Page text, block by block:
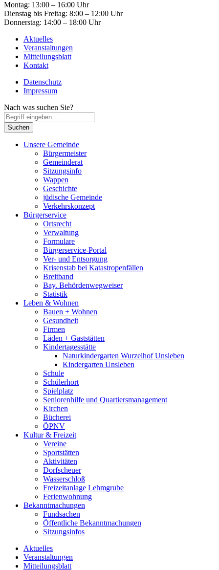
Montag: 13:00 – 16:00 Uhr
Dienstag bis Freitag: 8:00 – 12:00 Uhr
Donnerstag: 14:00 – 18:00 Uhr
Aktuelles
Veranstaltungen
Mitteilungsblatt
Kontakt
Datenschutz
Impressum
Nach was suchen Sie?
Unsere Gemeinde
Bürgermeister
Gemeinderat
Sitzungsinfo
Wappen
Geschichte
jüdische Gemeinde
Verkehrskonzept
Bürgerservice
Ortsrecht
Verwaltung
Formulare
Bürgerservice-Portal
Ver- und Entsorgung
Krisenstab bei Katastropenfällen
Breitband
Bay. Behördenwegweiser
Statistik
Leben & Wohnen
Bauen + Wohnen
Gesundheit
Firmen
Läden + Gaststätten
Kindertagesstätte
Naturkindergarten Wurzelhof Unsleben
Kindergarten Unsleben
Schule
Schülerhort
Spielplatz
Seniorenhilfe und Quartiersmanagement
Kirchen
Bücherei
ÖPNV
Kultur & Freizeit
Vereine
Sportstätten
Aktivitäten
Dorfscheuer
Wasserschloß
Freizeitanlage Lehmgrube
Ferienwohnung
Bekanntmachungen
Fundsachen
Öffentliche Bekanntmachungen
Sitzungsinfos
Aktuelles
Veranstaltungen
Mitteilungsblatt